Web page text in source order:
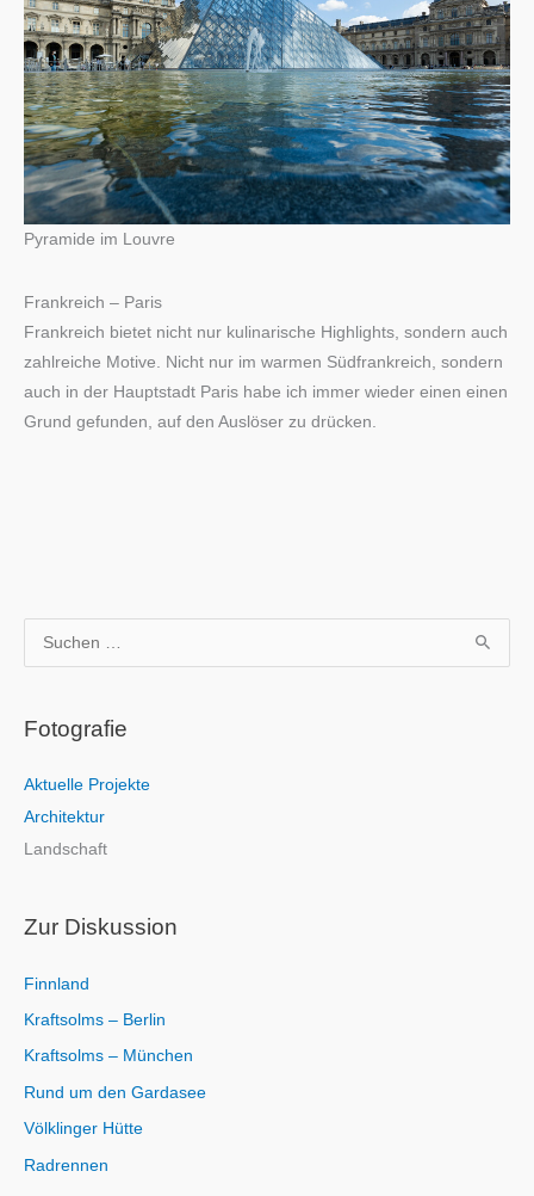
Pyramide im Louvre
Frankreich – Paris
Frankreich bietet nicht nur kulinarische Highlights, sondern auch
zahlreiche Motive. Nicht nur im warmen Südfrankreich, sondern
auch in der Hauptstadt Paris habe ich immer wieder einen einen
Grund gefunden, auf den Auslöser zu drücken.
u
h
n
n
a
h
Fotografie
Aktuelle Projekte
Architektur
Landschaft
Zur Diskussion
Finnland
Kraftsolms – Berlin
Kraftsolms – München
Rund um den Gardasee
Völklinger Hütte
Radrennen